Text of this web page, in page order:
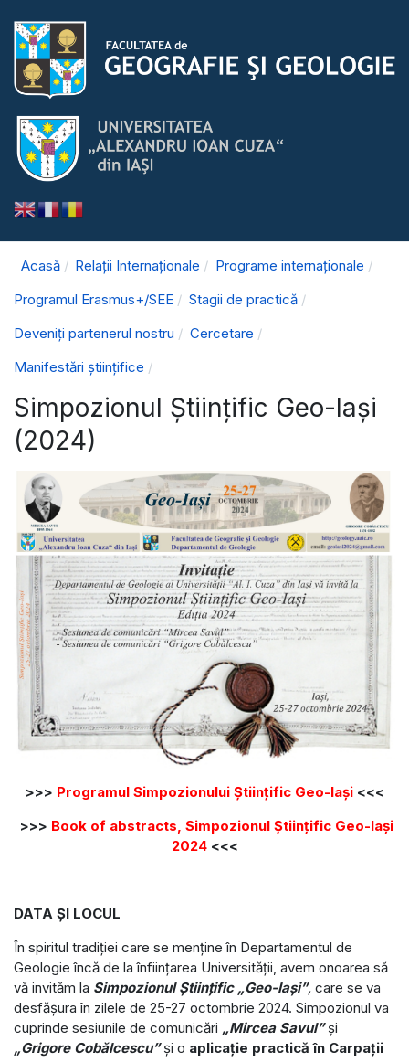
Acasă Relații Internaționale
Programe internaționale
Programul Erasmus+/SEE
Stagii de practică
Deveniți partenerul nostru
Cercetare
Manifestări științifice
Simpozionul Științific Geo-Iași
(2024)
>>> Programul Simpozionului Științific Geo-Iași<<<
>>> Book of abstracts, Simpozionul Științific Geo-Iași
2024<<<
DATA ŞI LOCUL
În spiritul tradiţiei care se menţine în Departamentul de
Geologie încă de la înfiinţarea Universităţii, avem onoarea să
vă invităm la Simpozionul Ştiinţific „Geo-Iași”, care se va
desfășura în zilele de 25-27 octombrie 2024. Simpozionul va
cuprinde sesiunile de comunicări „Mircea Savul”și
„Grigore Cobălcescu”și o aplicație practică în Carpații